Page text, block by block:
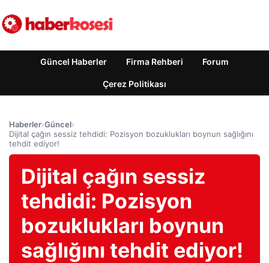
Güncel Haberler Firma Rehberi Forum
Çerez Politikası
Haberler›Güncel›
Dijital çağın sessiz tehdidi: Pozisyon bozuklukları boynun sağlığını
tehdit ediyor!
Dijital çağın sessiz
tehdidi: Pozisyon
bozuklukları boynun
sağlığını tehdit ediyor!